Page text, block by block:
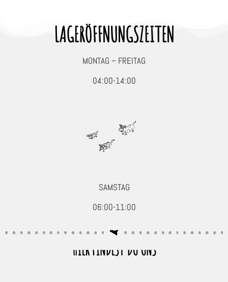
LAGERÖFFNUNGSZEITEN
MONTAG – FREITAG
04:00-14:00
SAMSTAG
06:00-11:00
HIER FINDEST DU UNS